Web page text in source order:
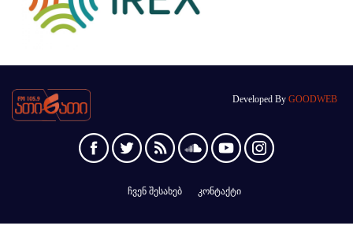
Developed By GOODWEB
ჩვენ შესახებ კონტაქტი